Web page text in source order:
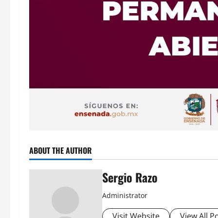
ABOUT THE AUTHOR
Sergio Razo
Administrator